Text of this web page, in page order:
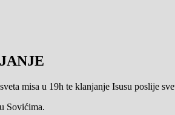
misa u 19h te klanjanje Isusu poslije
Sovićima.